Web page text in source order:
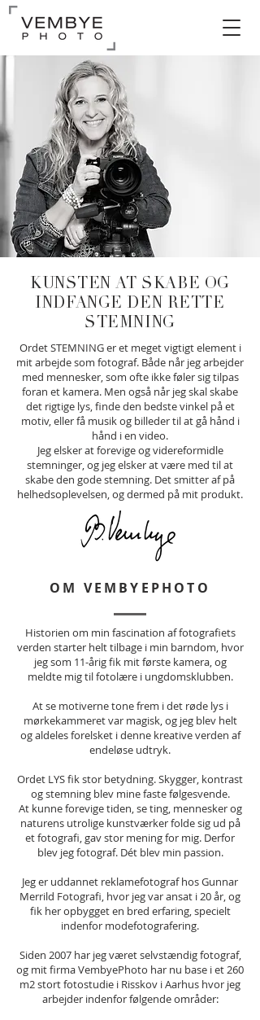
KUNSTEN AT SKABE OG
INDFANGE DEN RETTE
STEMNING
Ordet STEMNING er et meget vigtigt element i
mit arbejde som fotograf. Både når jeg arbejder
med mennesker, som ofte ikke føler sig tilpas
foran et kamera. Men også når jeg skal skabe
det rigtige lys, finde den bedste vinkel på et
motiv, eller få musik og billeder til at gå hånd i
hånd i en video.
Jeg elsker at forevige og videreformidle
stemninger, og jeg elsker at være med til at
skabe den gode stemning. Det smitter af på
helhedsoplevelsen, og dermed på mit produkt.
OM VEMBYEPHOTO
Historien om min fascination af fotografiets
verden starter helt tilbage i min barndom, hvor
jeg som 11-årig fik mit første kamera, og
meldte mig til fotolære i ungdomsklubben.
At se motiverne tone frem i det røde lys i
mørkekammeret var magisk, og jeg blev helt
og aldeles forelsket i denne kreative verden af
endeløse udtryk.
Ordet LYS fik stor betydning. Skygger, kontrast
og stemning blev mine faste følgesvende.
At kunne forevige tiden, se ting, mennesker og
naturens utrolige kunstværker folde sig ud på
et fotografi, gav stor mening for mig. Derfor
blev jeg fotograf. Dét blev min passion.
Jeg er uddannet reklamefotograf hos Gunnar
Merrild Fotografi, hvor jeg var ansat i 20 år, og
fik her opbygget en bred erfaring, specielt
indenfor modefotografering.
Siden 2007 har jeg været selvstændig fotograf,
og mit firma VembyePhoto har nu base i et 260
m2 stort fotostudie i Risskov i Aarhus hvor jeg
arbejder indenfor følgende områder: